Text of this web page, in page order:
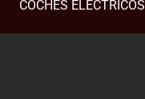
COCHES ELÉCTRICOS